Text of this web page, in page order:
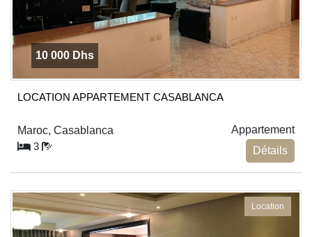
10 000 Dhs
LOCATION APPARTEMENT CASABLANCA
Maroc, Casablanca
Appartement
3
Détails
Location